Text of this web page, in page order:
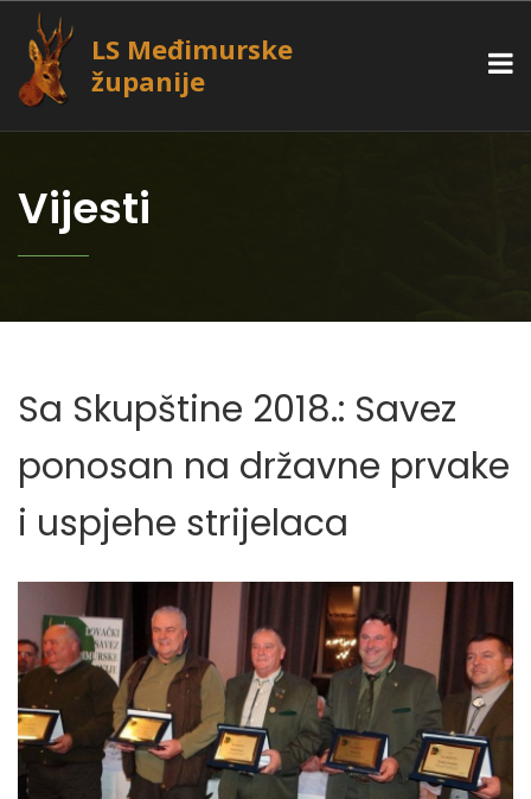
LS Međimurske
županije
Vijesti
Sa Skupštine 2018.: Savez
ponosan na državne prvake
i uspjehe strijelaca